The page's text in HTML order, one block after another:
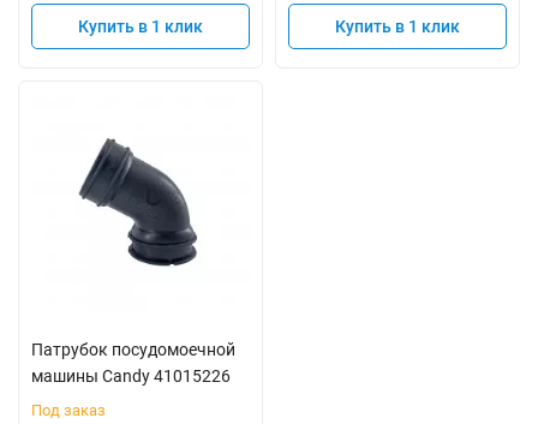
Купить в 1 клик Купить в 1 клик
Патрубок посудомоечной
машины Candy 41015226
Под заказ